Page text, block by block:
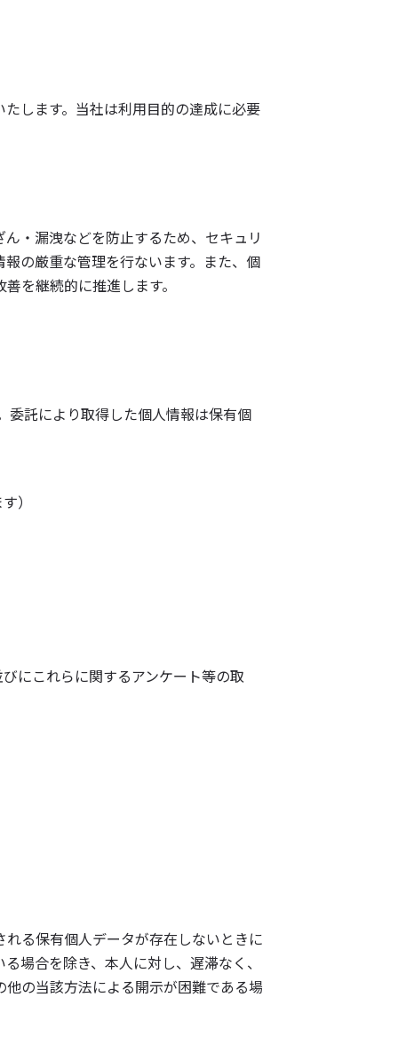
します。当社は利用目的の達成に必要
・漏洩などを防止するため、セキュリ
の厳重な管理を行ないます。また、個
を継続的に推進します。
委託により取得した個人情報は保有個
）
にこれらに関するアンケート等の取
る保有個人データが存在しないときに
場合を除き、本人に対し、遅滞なく、
の当該方法による開示が困難である場